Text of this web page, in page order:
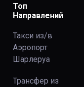
Топ
Направлений
Такси из/в
Аэропорт
Шарлеруа
Трансфер из